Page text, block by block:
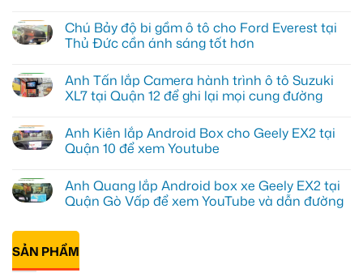
bình
luận
ở
lắp
Android
box
tại
Quận
1,
giải
trí
Chú Bảy độ bi gầm ô tô cho Ford Everest tại
Thủ Đức cần ánh sáng tốt hơn
bình
luận
ở
độ
bi
gầm
cho
Ford
Everest
Đức
cần
ánh
sáng
Anh Tấn lắp Camera hành trình ô tô Suzuki
XL7 tại Quận 12 để ghi lại mọi cung đường
bình
luận
ở
lắp
Camera
hành
Suzuki
XL7
tại
Anh Kiên lắp Android Box cho Geely EX2 tại
Quận 10 để xem Youtube
bình
luận
ở
Android
Box
cho
Anh Quang lắp Android box xe Geely EX2 tại
Quận Gò Vấp để xem YouTube và dẫn đường
có
luận
ở
Anh
SẢN PHẨM